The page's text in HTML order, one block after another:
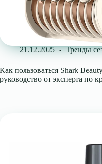
21.12.2025 Тренды
Как пользоваться Shark
руководство от эксперта по